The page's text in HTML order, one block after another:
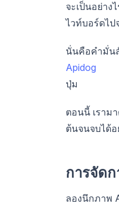
จะเป็นอย่า
ไวท์บอร์ดไ
นั่นคือคำมั่น
Apidog
ปุ่ม
ตอนนี้ เราม
ต้นจนจบได้อ
การจัดก
ลองนึกภาพ